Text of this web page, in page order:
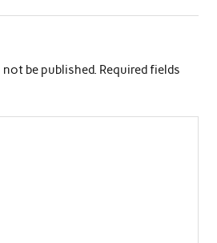
be published. Required fields